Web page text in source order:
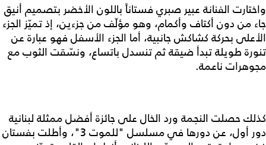
واختارت الفنانة عبير صبري فستاناً باللون الأخضر بتصميم أنيق
جاء من دون أكتاف وأكمام، وهو مؤلّف من جزءين، إذ تميّز الجزء
الأعلى بحركة كشاكش جانبية، أما الجزء الأسفل فهو عبارة عن
تنورة طويلة تبدأ ضيقة ثم تنسدل باتساع، ونسّقت الثوب مع
مجوهرات ناعمة.
كذلك حصلت النجمة ورد الخال على جائزة أفضل ممثلة لبنانية
دور أول، عن دورها في مسلسل "للموت 3"، وأطلت بفستان